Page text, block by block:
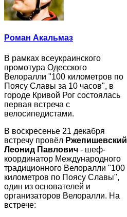
Роман Акальмаз
В рамках всеукраинского
промотура Одесского
Велоралли "100 километров по
Поясу Славы за 10 часов", в
городе Кривой Рог состоялась
первая встреча с
велосипедистами.
В воскресенье 21 декабря
встречу провёл Ржепишевский
Леонид Павлович - шеф-
координатор Международного
традиционного Велоралли "100
километров по Поясу Славы",
один из основателей и
организаторов Велоралли. На
встрече: